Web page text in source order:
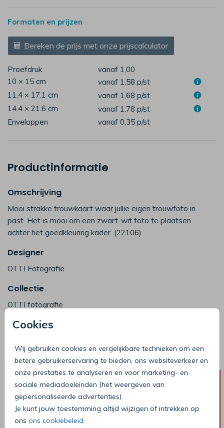
Cookies
Wij gebruiken cookies en vergelijkbare technieken om een
betere gebruikerservaring te bieden, ons websiteverkeer en
onze prestaties te analyseren en voor marketing- en
sociale mediadoeleinden (het weergeven van
gepersonaliseerde advertenties).
Je kunt jouw toestemming altijd wijzigen of intrekken op
ons ons cookiebeleid
Formaten en prijzen
Bereken de prijs met onze prijscalculator
Proefdruk
vanaf 1,00
10 × 15 cm
vanaf 1,58 p/st
11.4 × 17.1 cm
vanaf 1,68 p/st
14.4 × 21.6 cm
vanaf 1,78 p/st
Enveloppen
vanaf 0,35 p/st
Productinformatie
Omschrijving
Mooi strakke trouwkaart waar jullie eigen trouwfoto in
past. Het is mooi om een zwart-wit foto te plaatsen
achter het goedkleuring kader. (22106)
Designer
OTTI Fotografie
Collectie
OTTI fotografie
voor je